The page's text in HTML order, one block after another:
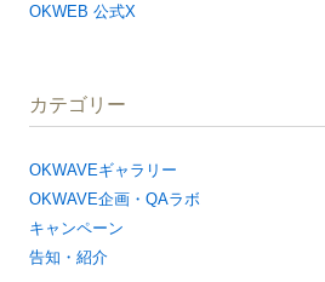
OKWEB 公式X
カテゴリー
OKWAVEギャラリー
OKWAVE企画・QAラボ
キャンペーン
告知・紹介